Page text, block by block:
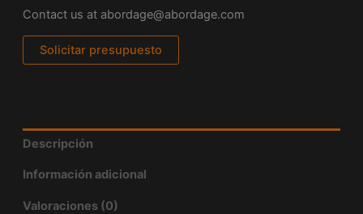
Contact us at abordage@abordage.com
Solicitar presupuesto
Descripción
Información adicional
Valoraciones (0)